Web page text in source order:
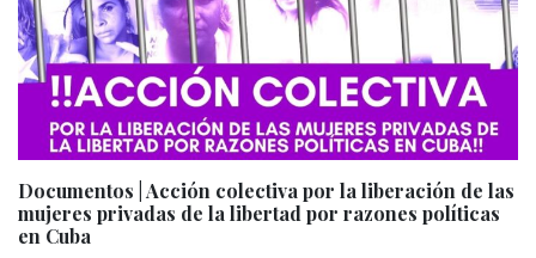
Documentos | Acción colectiva por la liberación de las
mujeres privadas de la libertad por razones políticas
en Cuba